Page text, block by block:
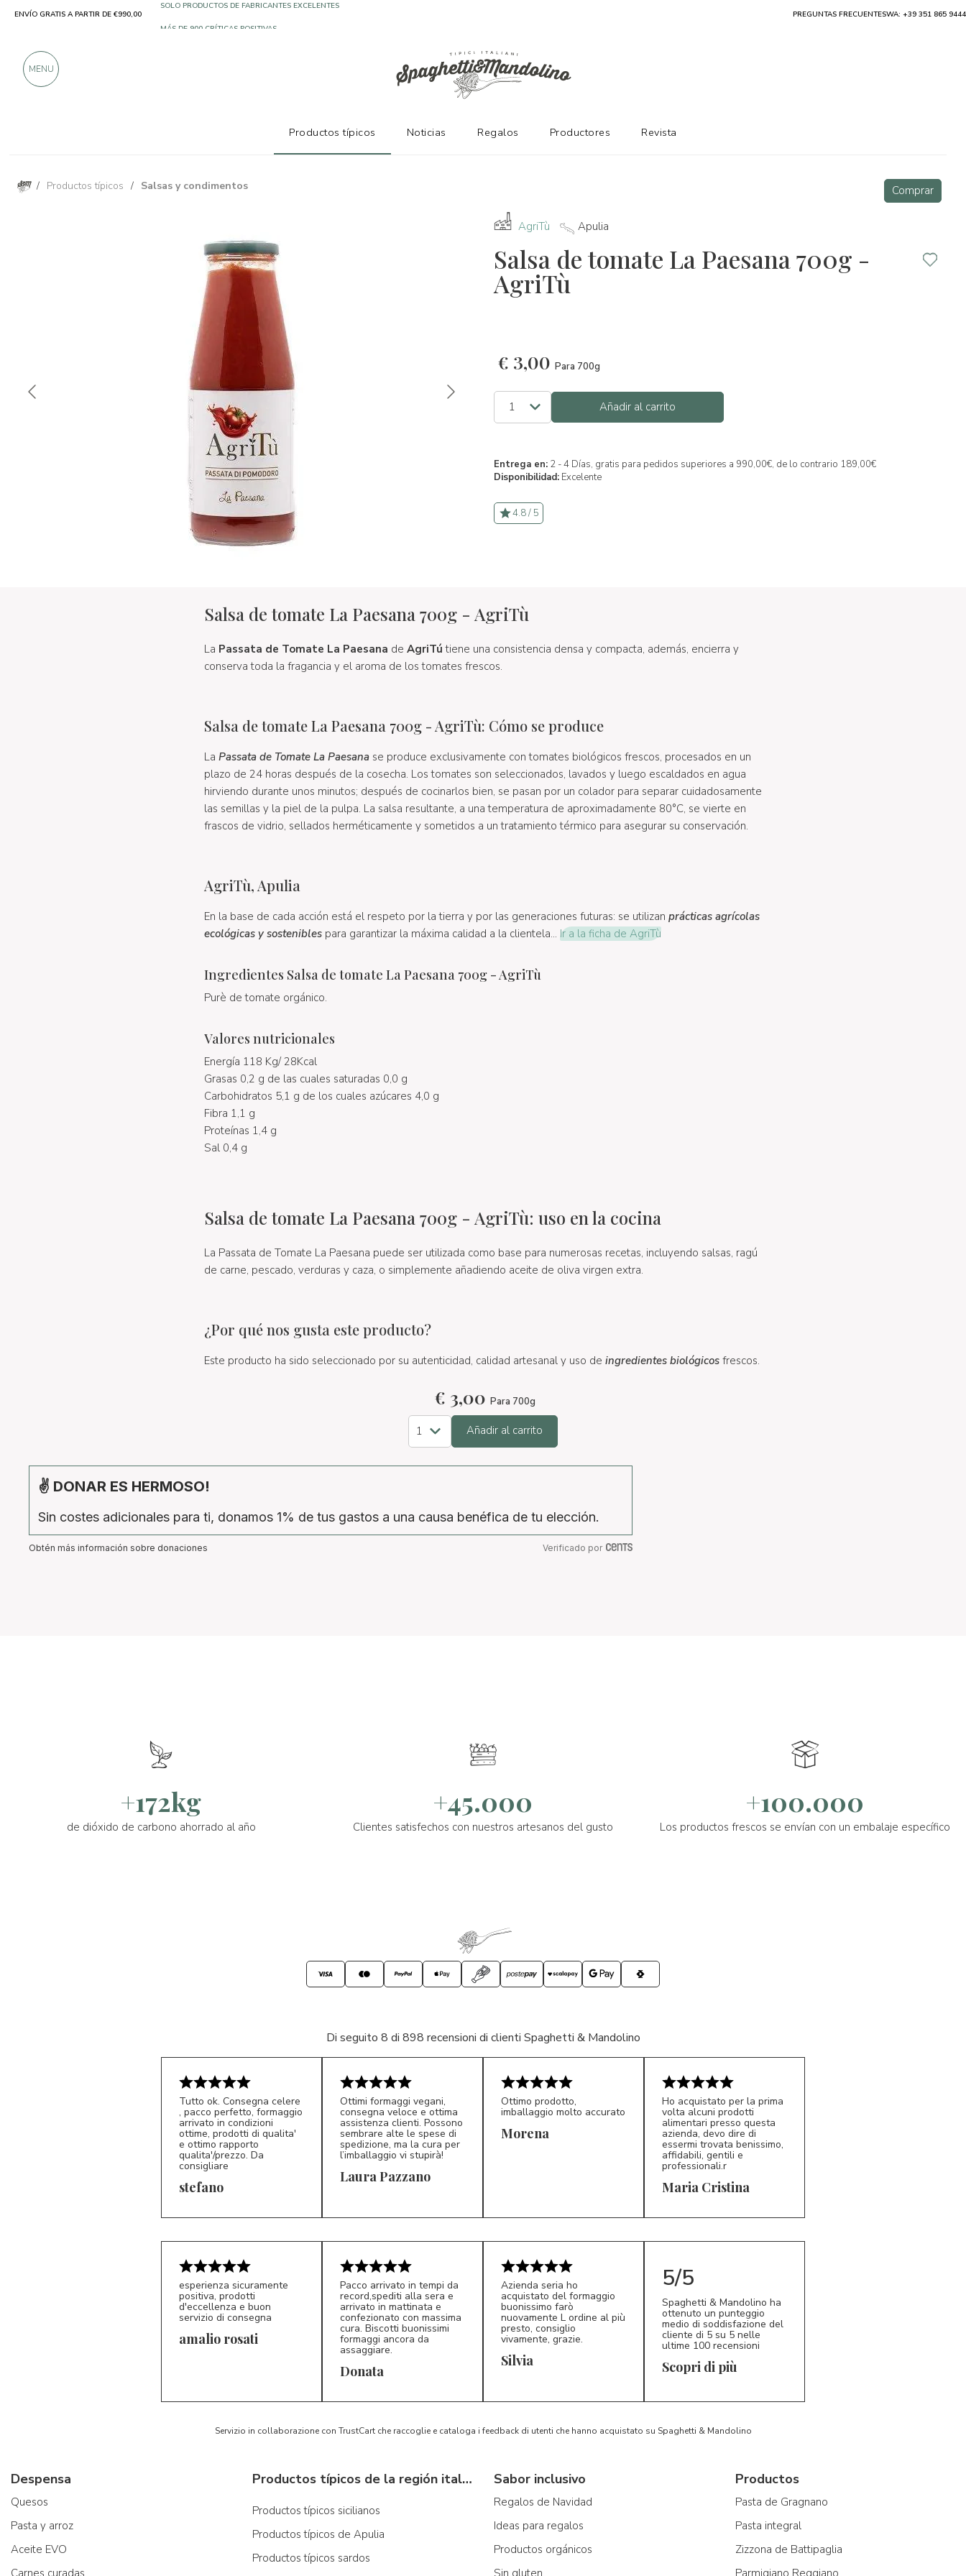
/ Productos típicos / Salsas y condimentos Comprar
AgriTù Apulia
Salsa de tomate La Paesana 700g -
AgriTù
€ 3,00 Para 700g
Añadir al carrito
Entrega en: 2 - 4 Días, gratis para pedidos superiores a 990,00€, de lo contrario 189,00€
Disponibilidad: Excelente
4.8 / 5
Salsa de tomate La Paesana 700g - AgriTù
La Passata de Tomate La Paesana de AgriTú tiene una consistencia densa y compacta, además, encierra y
conserva toda la fragancia y el aroma de los tomates frescos.
Salsa de tomate La Paesana 700g - AgriTù: Cómo se produce
La Passata de Tomate La Paesanase produce exclusivamente con tomates biológicos frescos, procesados en un
plazo de 24 horas después de la cosecha. Los tomates son seleccionados, lavados y luego escaldados en agua
hirviendo durante unos minutos; después de cocinarlos bien, se pasan por un colador para separar cuidadosamente
las semillas y la piel de la pulpa. La salsa resultante, a una temperatura de aproximadamente 80°C, se vierte en
frascos de vidrio, sellados herméticamente y sometidos a un tratamiento térmico para asegurar su conservación.
AgriTù, Apulia
En la base de cada acción está el respeto por la tierra y por las generaciones futuras: se utilizan prácticas agrícolas
ecológicas y sosteniblespara garantizar la máxima calidad a la clientela... Ir a la ficha de AgriTù
Ingredientes Salsa de tomate La Paesana 700g - AgriTù
Purè de tomate orgánico.
Valores nutricionales
Energía 118 Kg/ 28Kcal
Grasas 0,2 g de las cuales saturadas 0,0 g
Carbohidratos 5,1 g de los cuales azúcares 4,0 g
Fibra 1,1 g
Proteínas 1,4 g
Sal 0,4 g
Salsa de tomate La Paesana 700g - AgriTù: uso en la cocina
La Passata de Tomate La Paesana puede ser utilizada como base para numerosas recetas, incluyendo salsas, ragú
de carne, pescado, verduras y caza, o simplemente añadiendo aceite de oliva virgen extra.
¿Por qué nos gusta este producto?
Este producto ha sido seleccionado por su autenticidad, calidad artesanal y uso de ingredientes biológicosfrescos.
€ 3,00 Para 700g
Añadir al carrito
✌ DONAR ES HERMOSO!
Sin costes adicionales para ti, donamos 1% de tus gastos a una causa benéfica de tu elección.
Obtén más información sobre donaciones Verificado por
+172kg
de dióxido de carbono ahorrado al año
+45.000
Clientes satisfechos con nuestros artesanos del gusto
+100.000
Los productos frescos se envían con un embalaje específico
Di seguito 8 di 898 recensioni di clienti Spaghetti & Mandolino
S*
Tutto ok. Consegna celere
, pacco perfetto, formaggio
arrivato in condizioni
ottime, prodotti di qualita'
e ottimo rapporto
qualita'/prezzo. Da
consigliare
stefano LP 5/5
Ottimi formaggi vegani,
consegna veloce e ottima
assistenza clienti. Possono
sembrare alte le spese di
spedizione, ma la cura per
l’imballaggio vi stupirà!
Laura Pazzano
Ottimo prodotto,
imballaggio molto accurato
Morena
MC 5/5
Ho acquistato per la prima
volta alcuni prodotti
alimentari presso questa
azienda, devo dire di
essermi trovata benissimo,
affidabili, gentili e
professionali.r
Maria Cristina
esperienza sicuramente
positiva, prodotti
d'eccellenza e buon
servizio di consegna
amalio rosati
D*
Pacco arrivato in tempi da
record,spediti alla sera e
arrivato in mattinata e
confezionato con massima
cura. Biscotti buonissimi
formaggi ancora da
assaggiare.
Donata S*
Azienda seria ho
acquistato del formaggio
buonissimo farò
nuovamente L ordine al più
presto, consiglio
vivamente, grazie.
Silvia
5/5
Spaghetti & Mandolino ha
ottenuto un punteggio
medio di soddisfazione del
cliente di 5 su 5 nelle
ultime 100 recensioni
Scopri di più
Servizio in collaborazione con TrustCart che raccoglie e cataloga i feedback di utenti che hanno acquistato su Spaghetti & Mandolino
Despensa
Quesos
Pasta y arroz
Aceite EVO
Carnes curadas
Productos típicos de la región italiana
Productos típicos sicilianos
Productos típicos de Apulia
Productos típicos sardos
Sabor inclusivo
Regalos de Navidad
Ideas para regalos
Productos orgánicos
Sin gluten
Productos
Pasta de Gragnano
Pasta integral
Zizzona de Battipaglia
Parmigiano Reggiano
ENVÍO GRATIS A PARTIR DE €990,00 PREGUNTAS FRECUENTESWA: +39 351 865 9444
MENU
Productos típicos Noticias Regalos Productores Revista